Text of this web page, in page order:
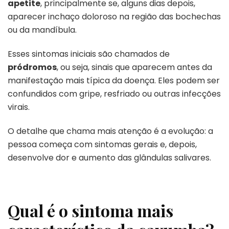
apetite, principalmente se, alguns dias depois,
aparecer inchaço doloroso na região das bochechas
ou da mandíbula.
Esses sintomas iniciais são chamados de
pródromos, ou seja, sinais que aparecem antes da
manifestação mais típica da doença. Eles podem ser
confundidos com gripe, resfriado ou outras infecções
virais.
O detalhe que chama mais atenção é a evolução: a
pessoa começa com sintomas gerais e, depois,
desenvolve dor e aumento das glândulas salivares.
Qual é o sintoma mais